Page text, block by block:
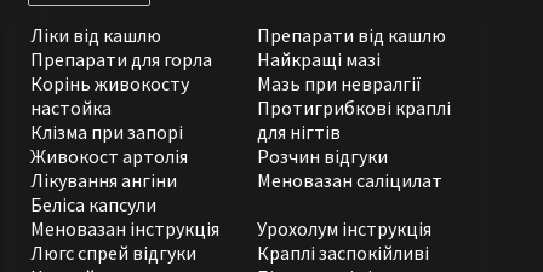
Ліки від кашлю
Препарати для горла
Корінь живокосту
настойка
Клізма при запорі
Живокост артолія
Лікування ангіни
Беліса капсули
Препарати від кашлю
Найкращі мазі
Мазь при невралгії
Протигрибкові краплі
для нігтів
Розчин відгуки
Меновазан саліцилат
Меновазан інструкція
Люгс спрей відгуки
Урохолум інструкція
Краплі заспокійливі